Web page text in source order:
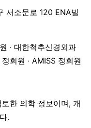
서소문로 120 ENA빌
· 대한척추신경외과
회원 · AMISS 정회원
한 의학 정보이며, 개
.